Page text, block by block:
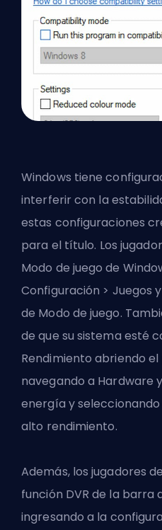
Windows tiene
interferir con la
estas configuraciones
para el título. Los
Modo de juego de
Configuración > Juegos
de Modo de juego.
de que su sistema esté
Rendimiento abriendo
navegando a Hardware
energía y
alto rendimiento.
Además, los jugadores
función DVR de la barra
ingresando a la